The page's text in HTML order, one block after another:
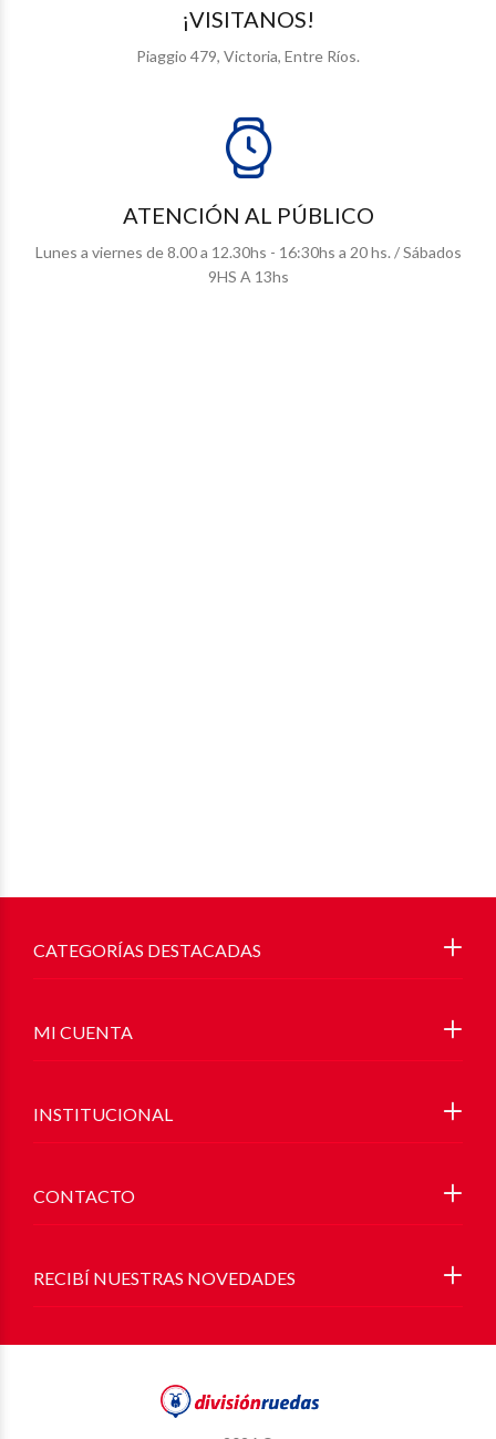
¡VISITANOS!
Piaggio 479, Victoria, Entre Ríos.
ATENCIÓN AL PÚBLICO
Lunes a viernes de 8.00 a 12.30hs - 16:30hs a 20 hs. / Sábados
9HS A 13hs
RECIBÍ NUESTRAS NOVEDADES
CATEGORÍAS DESTACADAS
MI CUENTA
INSTITUCIONAL
CONTACTO